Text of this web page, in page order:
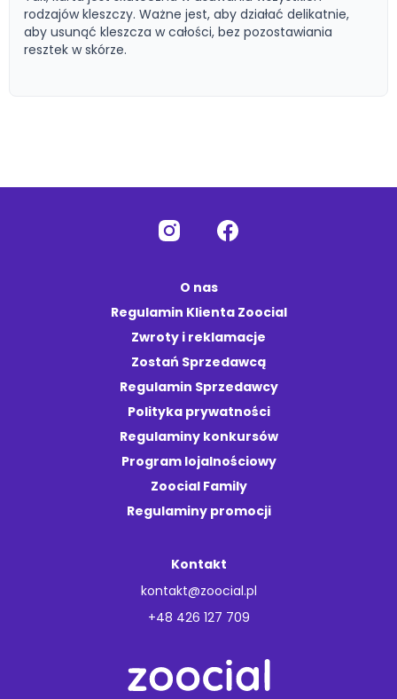
rodzajów kleszczy. Ważne jest, aby działać delikatnie,
aby usunąć kleszcza w całości, bez pozostawiania
resztek w skórze.
O nas
Regulamin Klienta Zoocial
Zwroty i reklamacje
Zostań Sprzedawcą
Regulamin Sprzedawcy
Polityka prywatności
Regulaminy konkursów
Program lojalnościowy
Zoocial Family
Regulaminy promocji
Kontakt
kontakt@zoocial.pl
+48 426 127 709